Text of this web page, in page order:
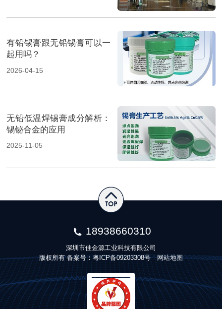
有铅锡膏跟无铅锡膏可以一
起用吗？
2026-04-15
无铅低温焊锡膏成分解析：
锡铋合金的应用
2025-11-05
18938660310
深圳市佳金源工业科技有限公司
版权所有 备案号：粤ICP备09203308号 网站地图